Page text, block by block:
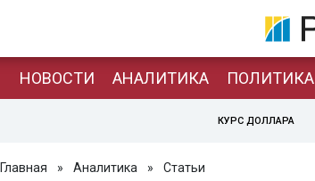
НОВОСТИ АНАЛИТИКА ПОЛИТИКА
КУРС ДОЛЛАРА
Главная » Аналитика » Статьи